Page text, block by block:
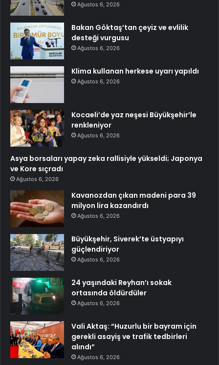
Ağustos 6, 2026
Bakan Göktaş’tan çeyiz ve evlilik
desteği vurgusu
Ağustos 6, 2026
Klima kullanan herkese uyarı yapıldı
Ağustos 6, 2026
Kocaeli’de yaz neşesi Büyükşehir’le
renkleniyor
Ağustos 6, 2026
Asya borsaları yapay zeka rallisiyle yükseldi; Japonya
ve Kore sıçradı
Ağustos 6, 2026
Kavanozdan çıkan madeni para 39
milyon lira kazandırdı
Ağustos 6, 2026
Büyükşehir, Siverek’te üstyapıyı
güçlendiriyor
Ağustos 6, 2026
24 yaşındaki Reyhan’ı sokak
ortasında öldürdüler
Ağustos 6, 2026
Vali Aktaş: “Huzurlu bir bayram için
gerekli asayiş ve trafik tedbirleri
alındı”
Ağustos 6, 2026